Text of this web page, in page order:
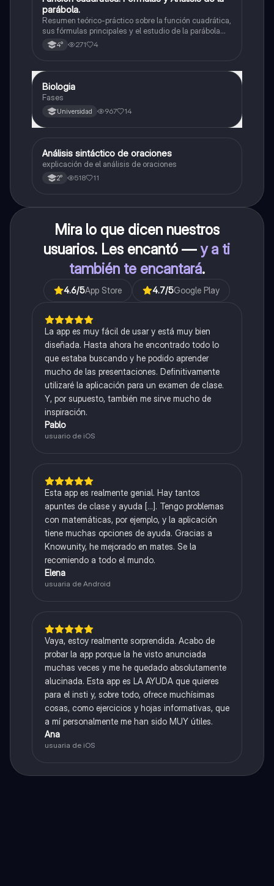
parábola.
Resumen teórico-práctico sobre la función cuadrática,
sus fórmulas principales y el estudio de la parábola
como representación gráfica.Incluye desarrollo de la
forma general, cálculo de raíces, vértice y elementos
4° 271 4
Biología
Biologia
Fases
Universidad 967 14
Lengua
Análisis sintáctico de oraciones
explicación de el análisis de oraciones
2° 518 11
Mira lo que dicen nuestros
usuarios. Les encantó —y a ti
también te encantará.
4.6/5App Store 4.7/5Google Play
La app es muy fácil de usar y está muy bien
diseñada. Hasta ahora he encontrado todo lo
que estaba buscando y he podido aprender
mucho de las presentaciones. Definitivamente
utilizaré la aplicación para un examen de clase.
Y, por supuesto, también me sirve mucho de
inspiración.
Pablo
usuario de iOS
Esta app es realmente genial. Hay tantos
apuntes de clase y ayuda [...]. Tengo problemas
con matemáticas, por ejemplo, y la aplicación
tiene muchas opciones de ayuda. Gracias a
Knowunity, he mejorado en mates. Se la
recomiendo a todo el mundo.
Elena
usuaria de Android
Vaya, estoy realmente sorprendida. Acabo de
probar la app porque la he visto anunciada
muchas veces y me he quedado absolutamente
alucinada. Esta app es LA AYUDA que quieres
para el insti y, sobre todo, ofrece muchísimas
cosas, como ejercicios y hojas informativas, que
a mí personalmente me han sido MUY útiles.
Ana
usuaria de iOS